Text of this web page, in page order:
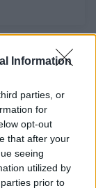
Information
parties, or
for
opt-out
that after your
seeing
utilized by
prior to